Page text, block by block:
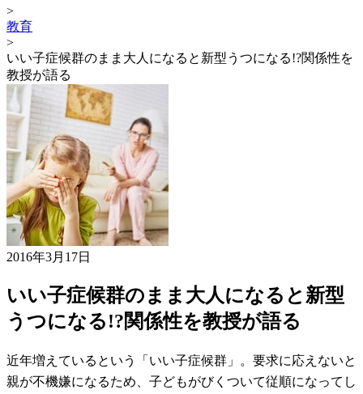
>
教育
>
いい子症候群のまま大人になると新型うつになる!?関係性を
教授が語る
2016年3月17日
いい子症候群のまま大人になると新型
うつになる!?関係性を教授が語る
近年増えているという「いい子症候群」。要求に応えないと
親が不機嫌になるため、子どもがびくついて従順になってし